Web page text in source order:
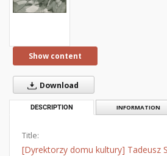
Show content
Download
DESCRIPTION INFORMATION
Title:
[Dyrektorzy domu kultury] Tadeusz